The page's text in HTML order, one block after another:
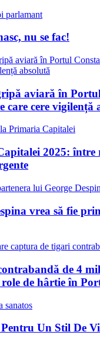
nu se fac!
aviară în
care cere vigilență
2025: între
vrea să fie
de 4
role de hârtie în
Un Stil De